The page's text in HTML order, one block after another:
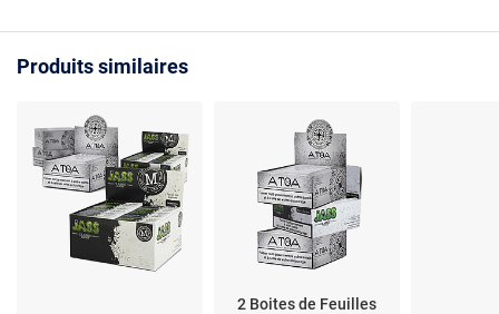
Produits similaires
2 Boites de Feuilles